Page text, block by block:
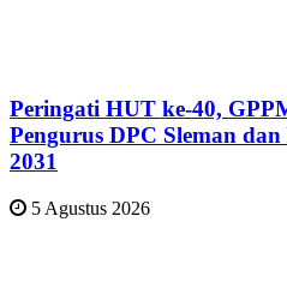
Peringati HUT ke-40,
Pengurus DPC Sleman
2031
5 Agustus 2026